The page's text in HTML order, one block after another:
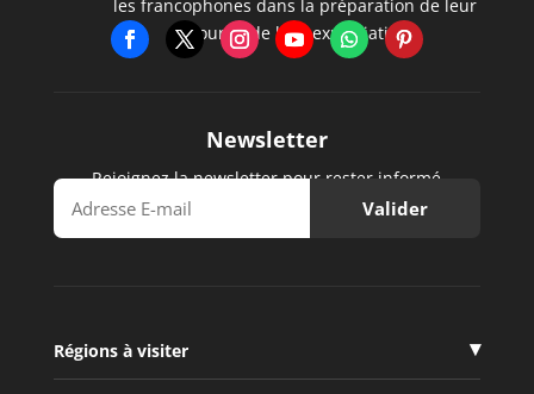
les francophones dans la préparation de leur
séjour et de leur expatriation.
Newsletter
Rejoignez la newsletter pour rester informé
Régions à visiter